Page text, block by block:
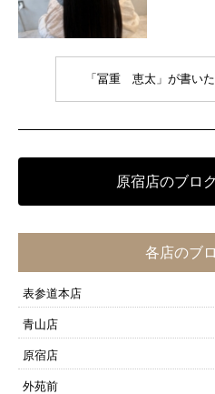
「冨重 恵太」が書い
原宿店のブロ
各店のブ
表参道本店
青山店
原宿店
外苑前